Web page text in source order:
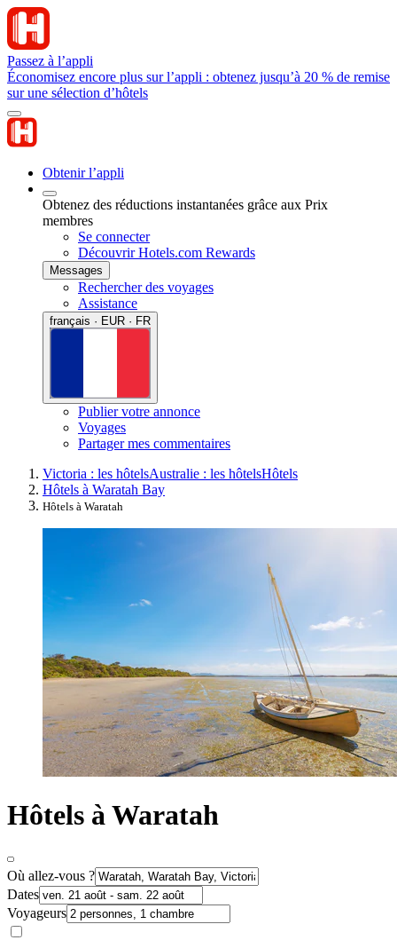
Passez à l’appli
Économisez encore plus sur l’appli : obtenez jusqu’à 20 % de remise
sur une sélection d’hôtels
Obtenir l’appli
Obtenez des réductions instantanées grâce aux Prix
membres
Se connecter
Découvrir Hotels.com Rewards
Messages
Rechercher des voyages
Assistance
français · EUR · FR
Publier votre annonce
Voyages
Partager mes commentaires
Victoria : les hôtelsAustralie : les hôtelsHôtels
Hôtels à Waratah Bay
Hôtels à Waratah
Hôtels à Waratah
Où allez-vous ?
Dates
Voyageurs